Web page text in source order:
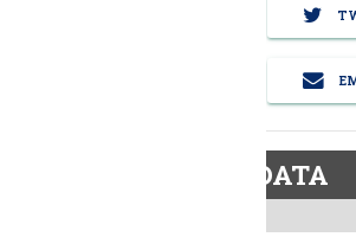
BiodieselDATA